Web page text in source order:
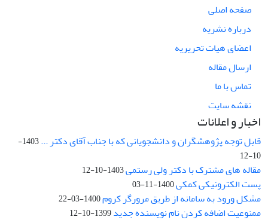
صفحه اصلی
درباره نشریه
اعضای هیات تحریریه
ارسال مقاله
تماس با ما
نقشه سایت
اخبار و اعلانات
قابل توجه پژوهشگران و دانشجویانی که با جناب آقای دکتر ...
1403-
10-12
مقاله های مشترک با دکتر ولی رستمی1403-10-12
پست الکترونیکی کمکی1400-11-03
مشکل ورود به سامانه از طریق مرورگر کروم1400-03-22
ممنوعیت اضافه کردن نام نویسنده جدید1399-10-12